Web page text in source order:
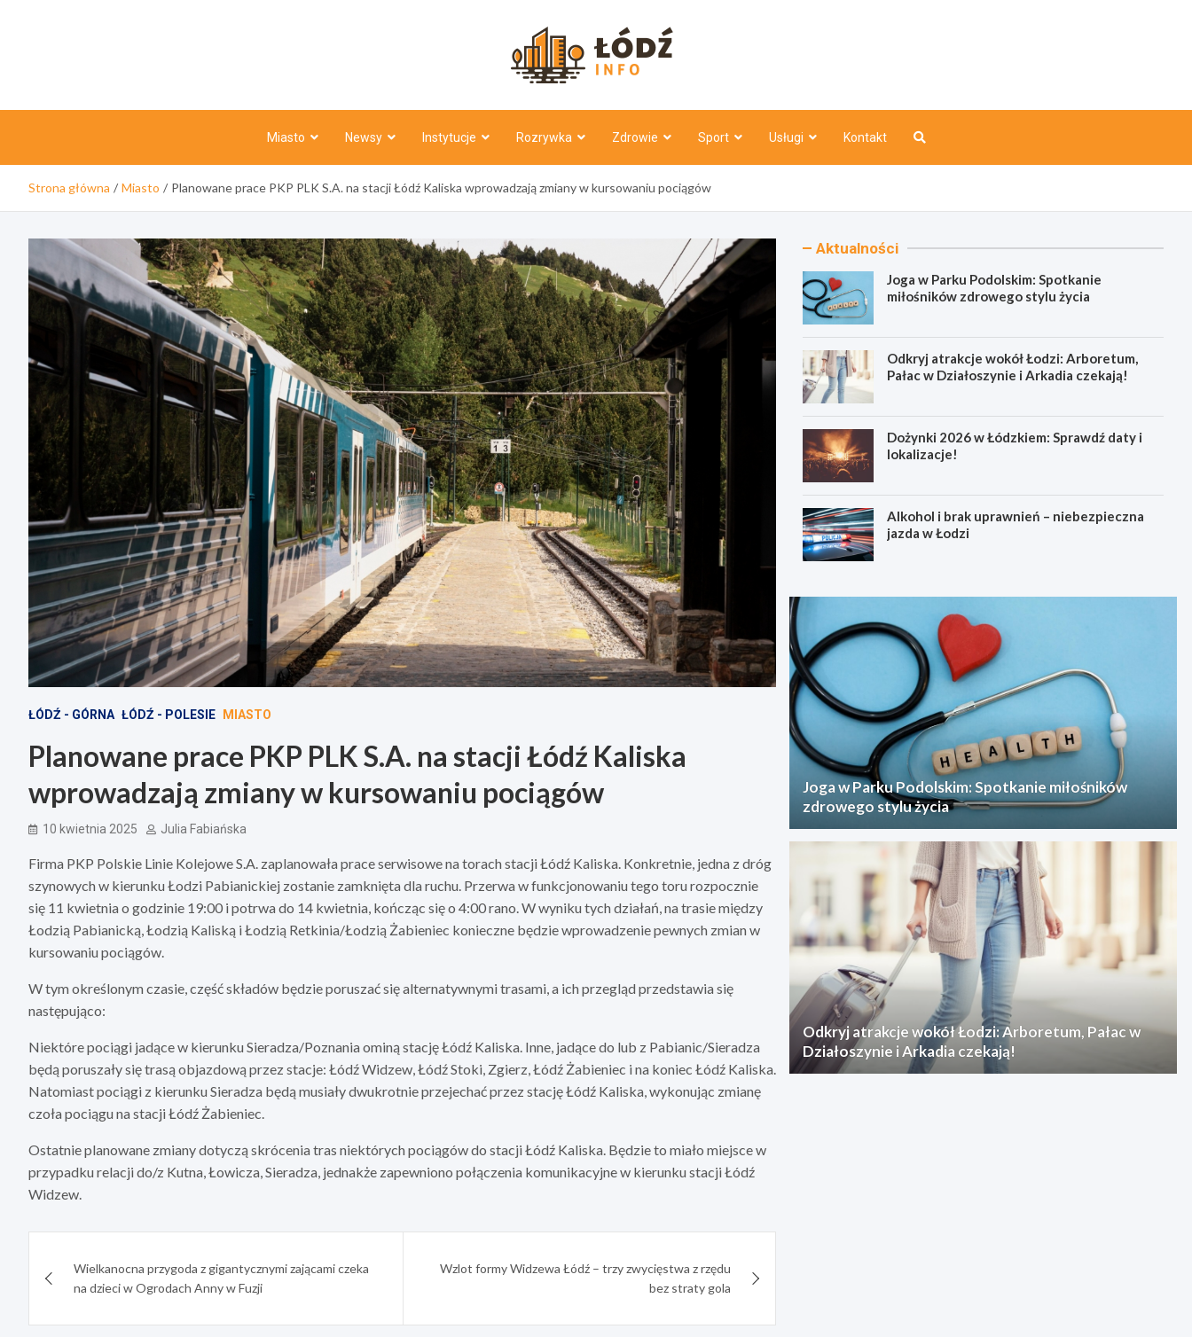
Miasto Newsy Instytucje Rozrywka Zdrowie Sport Usługi Kontakt
Strona główna Miasto Planowane prace PKP PLK S.A. na stacji Łódź Kaliska wprowadzają zmiany w kursowaniu pociągów
ŁÓDŹ - GÓRNA ŁÓDŹ - POLESIE MIASTO
Planowane prace PKP PLK S.A. na stacji Łódź Kaliska
wprowadzają zmiany w kursowaniu pociągów
10 kwietnia 2025 Julia Fabiańska
Firma PKP Polskie Linie Kolejowe S.A. zaplanowała prace serwisowe na torach stacji Łódź Kaliska. Konkretnie, jedna z dróg
szynowych w kierunku Łodzi Pabianickiej zostanie zamknięta dla ruchu. Przerwa w funkcjonowaniu tego toru rozpocznie
się 11 kwietnia o godzinie 19:00 i potrwa do 14 kwietnia, kończąc się o 4:00 rano. W wyniku tych działań, na trasie między
Łodzią Pabianicką, Łodzią Kaliską i Łodzią Retkinia/Łodzią Żabieniec konieczne będzie wprowadzenie pewnych zmian w
kursowaniu pociągów.
W tym określonym czasie, część składów będzie poruszać się alternatywnymi trasami, a ich przegląd przedstawia się
następująco:
Niektóre pociągi jadące w kierunku Sieradza/Poznania ominą stację Łódź Kaliska. Inne, jadące do lub z Pabianic/Sieradza
będą poruszały się trasą objazdową przez stacje: Łódź Widzew, Łódź Stoki, Zgierz, Łódź Żabieniec i na koniec Łódź Kaliska.
Natomiast pociągi z kierunku Sieradza będą musiały dwukrotnie przejechać przez stację Łódź Kaliska, wykonując zmianę
czoła pociągu na stacji Łódź Żabieniec.
Ostatnie planowane zmiany dotyczą skrócenia tras niektórych pociągów do stacji Łódź Kaliska. Będzie to miało miejsce w
przypadku relacji do/z Kutna, Łowicza, Sieradza, jednakże zapewniono połączenia komunikacyjne w kierunku stacji Łódź
Widzew.
wpisuWielkanocna przygoda z gigantycznymi zającami czeka
na dzieci w Ogrodach Anny w Fuzji
Wzlot formy Widzewa Łódź – trzy zwycięstwa z rzędu
bez straty gola
Aktualności
Joga w Parku Podolskim: Spotkanie
miłośników zdrowego stylu życia
Odkryj atrakcje wokół Łodzi: Arboretum,
Pałac w Działoszynie i Arkadia czekają!
Dożynki 2026 w Łódzkiem: Sprawdź daty i
lokalizacje!
Alkohol i brak uprawnień – niebezpieczna
jazda w Łodzi
Joga w Parku Podolskim: Spotkanie miłośników
zdrowego stylu życia
Odkryj atrakcje wokół Łodzi: Arboretum, Pałac w
Działoszynie i Arkadia czekają!